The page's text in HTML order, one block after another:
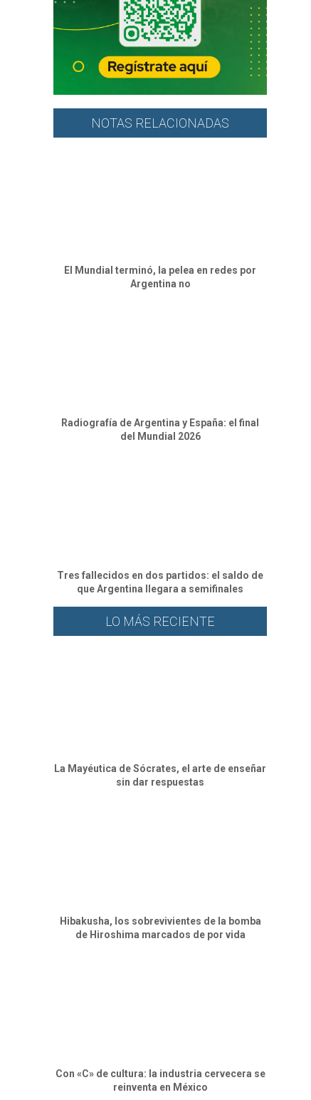
NOTAS RELACIONADAS
El Mundial terminó, la pelea en redes por
Argentina no
Radiografía de Argentina y España: el final
del Mundial 2026
Tres fallecidos en dos partidos: el saldo de
que Argentina llegara a semifinales
LO MÁS RECIENTE
La Mayéutica de Sócrates, el arte de enseñar
sin dar respuestas
Hibakusha, los sobrevivientes de la bomba
de Hiroshima marcados de por vida
Con «C» de cultura: la industria cervecera se
reinventa en México